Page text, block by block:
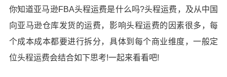
你知道亚马逊FBA头程运费是什么吗?头程运费，及从中国
向亚马逊仓库发货的运费，影响头程运费的因素很多，每
个成本成本都要进行拆分，具体到每个商业维度，一般定
位头程运费会结合如下思考!一起来看看吧!